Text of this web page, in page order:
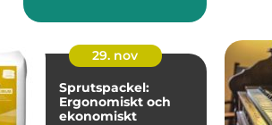
29. nov
Sprutspackel:
Ergonomiskt och
ekonomiskt